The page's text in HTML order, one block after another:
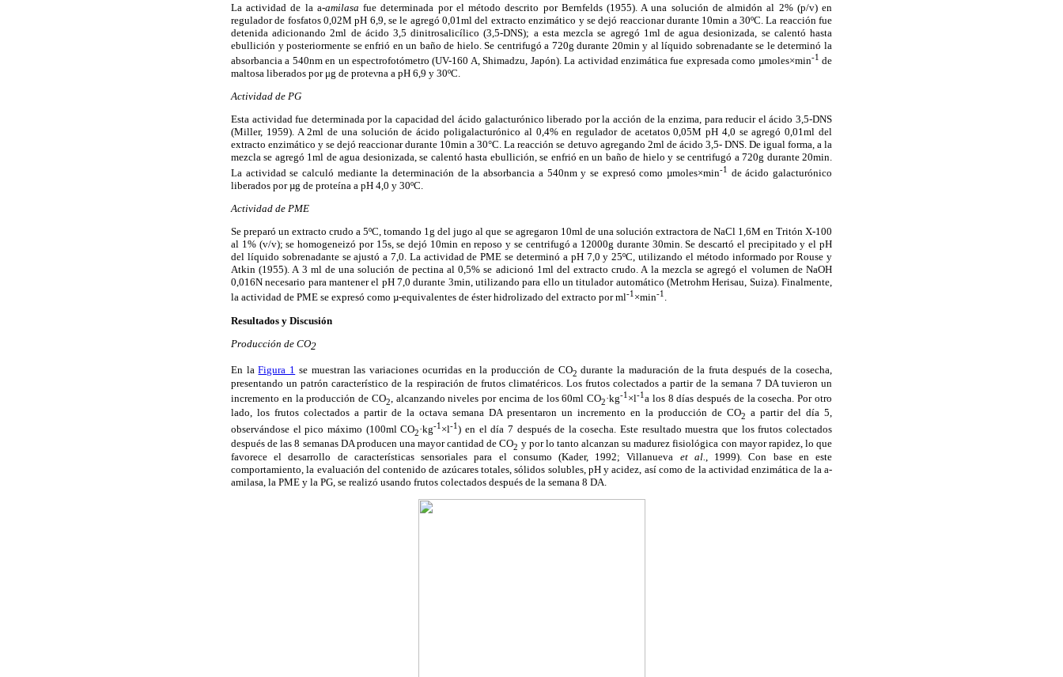
La actividad de la a-amilasa fue determinada por el método descrito por Bernfelds (1955). A una solución de almidón al 2% (p/v) en
regulador de fosfatos 0,02M pH 6,9, se le agregó 0,01ml del extracto enzimático y se dejó reaccionar durante 10min a 30ºC. La reacción fue
detenida adicionando 2ml de ácido 3,5 dinitrosalicílico (3,5-DNS); a esta mezcla se agregó 1ml de agua desionizada, se calentó hasta
ebullición y posteriormente se enfrió en un baño de hielo. Se centrifugó a 720g durante 20min y al líquido sobrenadante se le determinó la
absorbancia a 540nm en un espectrofotómetro (UV-160 A, Shimadzu, Japón). La actividad enzimática fue expresada como µmoles×min-1 de
maltosa liberados por μg de proteνna a pH 6,9 y 30ºC.
Actividad de PG
Esta actividad fue determinada por la capacidad del ácido galacturónico liberado por la acción de la enzima, para reducir el ácido 3,5-DNS
(Miller, 1959). A 2ml de una solución de ácido poligalacturónico al 0,4% en regulador de acetatos 0,05M pH 4,0 se agregó 0,01ml del
extracto enzimático y se dejó reaccionar durante 10min a 30°C. La reacción se detuvo agregando 2ml de ácido 3,5- DNS. De igual forma, a la
mezcla se agregó 1ml de agua desionizada, se calentó hasta ebullición, se enfrió en un baño de hielo y se centrifugó a 720g durante 20min.
La actividad se calculó mediante la determinación de la absorbancia a 540nm y se expresó como µmoles×min-1 de ácido galacturónico
liberados por µg de proteína a pH 4,0 y 30ºC.
Actividad de PME
Se preparó un extracto crudo a 5ºC, tomando 1g del jugo al que se agregaron 10ml de una solución extractora de NaCl 1,6M en Tritón X-100
al 1% (v/v); se homogeneizó por 15s, se dejó 10min en reposo y se centrifugó a 12000g durante 30min. Se descartó el precipitado y el pH
del líquido sobrenadante se ajustó a 7,0. La actividad de PME se determinó a pH 7,0 y 25ºC, utilizando el método informado por Rouse y
Atkin (1955). A 3 ml de una solución de pectina al 0,5% se adicionó 1ml del extracto crudo. A la mezcla se agregó el volumen de NaOH
0,016N necesario para mantener el pH 7,0 durante 3min, utilizando para ello un titulador automático (Metrohm Herisau, Suiza). Finalmente,
la actividad de PME se expresó como µ-equivalentes de éster hidrolizado del extracto por ml-1 ×min-1 .
Resultados y Discusión
Producción de CO2
En laFigura 1 se muestran las variaciones ocurridas en la producción de CO2 durante la maduración de la fruta después de la cosecha,
presentando un patrón característico de la respiración de frutos climatéricos. Los frutos colectados a partir de la semana 7 DA tuvieron un
incremento en la producción de CO2, alcanzando niveles por encima de los 60ml CO2·kg-1 ×l-1a los 8 días después de la cosecha. Por otro
lado, los frutos colectados a partir de la octava semana DA presentaron un incremento en la producción de CO2 a partir del día 5,
observándose el pico máximo (100ml CO2·kg-1 ×l-1) en el día 7 después de la cosecha. Este resultado muestra que los frutos colectados
después de las 8 semanas DA producen una mayor cantidad de CO2 y por lo tanto alcanzan su madurez fisiológica con mayor rapidez, lo que
favorece el desarrollo de características sensoriales para el consumo (Kader, 1992; Villanueva et al., 1999). Con base en este
comportamiento, la evaluación del contenido de azúcares totales, sólidos solubles, pH y acidez, así como de la actividad enzimática de la a-
amilasa, la PME y la PG, se realizó usando frutos colectados después de la semana 8 DA.